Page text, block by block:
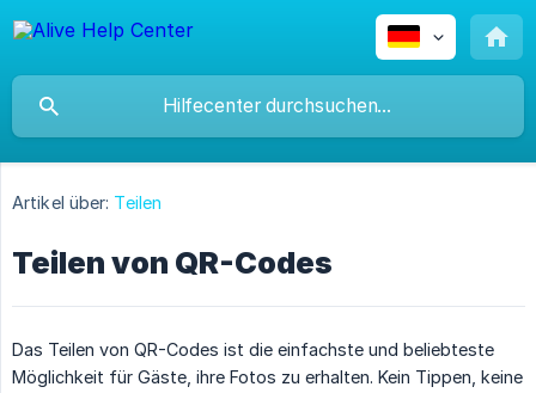
Artikel über: Teilen
Teilen von QR-Codes
Das Teilen von QR-Codes ist die einfachste und beliebteste
Möglichkeit für Gäste, ihre Fotos zu erhalten. Kein Tippen, keine